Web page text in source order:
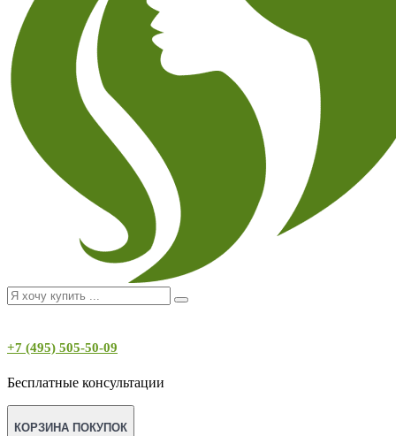
+7 (495) 505-50-09
Бесплатные консультации
КОРЗИНА ПОКУПОК